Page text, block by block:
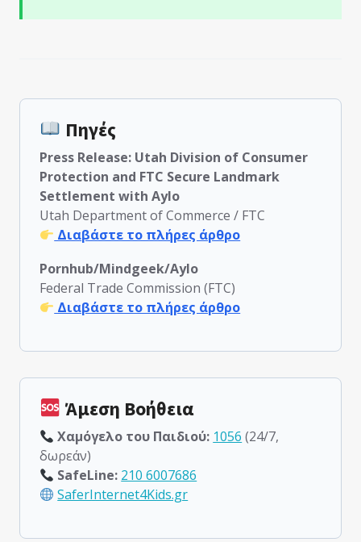
Πηγές
Press Release: Utah Division of Consumer
Protection and FTC Secure Landmark
Settlement with Aylo
Utah Department of Commerce / FTC
Διαβάστε το πλήρες άρθρο
Pornhub/Mindgeek/Aylo
Federal Trade Commission (FTC)
Διαβάστε το πλήρες άρθρο
Άμεση Βοήθεια
Χαμόγελο του Παιδιού: 1056 (24/7,
δωρεάν)
SafeLine: 210 6007686
SaferInternet4Kids.gr